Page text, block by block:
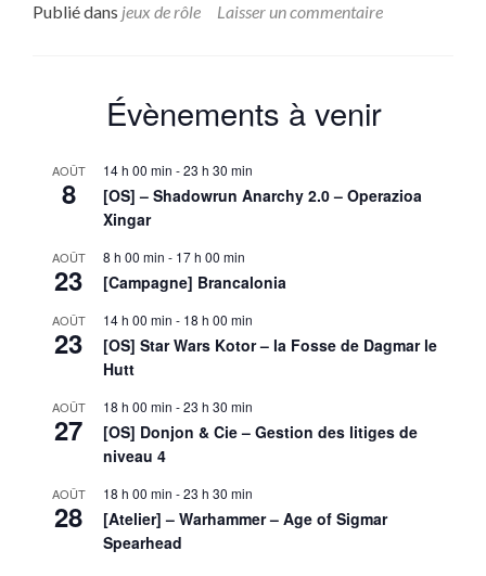
plus
d’Esteren
(cycle
Session
4:
idéologique
Publié dans jeux de rôle Laisser un commentaire
Évènements à venir
AOÛT
8
14 h 00 min -23 h 30 min
[OS] – Shadowrun Anarchy 2.0 – Operazioa
Xingar
AOÛT
23
8 h 00 min - 17 h 00 min
[Campagne] Brancalonia
AOÛT
23
14 h 00 min - 18 h 00 min
[OS] Star Wars Kotor – la Fosse de Dagmar le
Hutt
AOÛT
27
18 h 00 min -23 h 30 min
[OS] Donjon & Cie – Gestion des litiges de
niveau 4
AOÛT
28
18 h 00 min -23 h 30 min
[Atelier] – Warhammer – Age of Sigmar
Spearhead